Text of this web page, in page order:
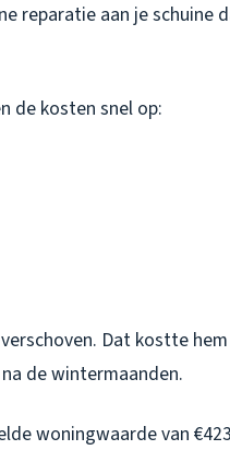
reparatie aan je schuine
de kosten snel op:
Dat kostte
de wintermaanden.
woningwaarde van